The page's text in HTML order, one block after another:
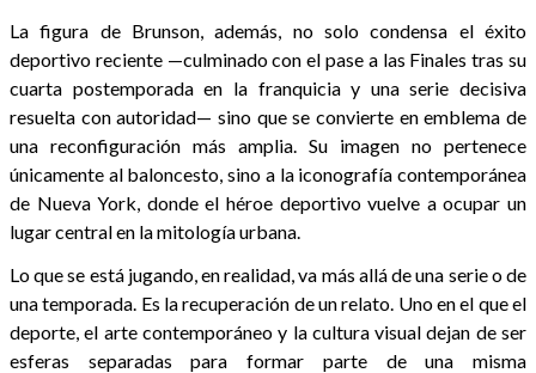
La figura de Brunson, además, no solo condensa el éxito
deportivo reciente —culminado con el pase a las Finales tras su
cuarta postemporada en la franquicia y una serie decisiva
resuelta con autoridad— sino que se convierte en emblema de
una reconfiguración más amplia. Su imagen no pertenece
únicamente al baloncesto, sino a la iconografía contemporánea
de Nueva York, donde el héroe deportivo vuelve a ocupar un
lugar central en la mitología urbana.
Lo que se está jugando, en realidad, va más allá de una serie o de
una temporada. Es la recuperación de un relato. Uno en el que el
deporte, el arte contemporáneo y la cultura visual dejan de ser
esferas separadas para formar parte de una misma